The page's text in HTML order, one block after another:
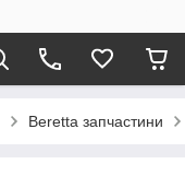
Beretta запчастини